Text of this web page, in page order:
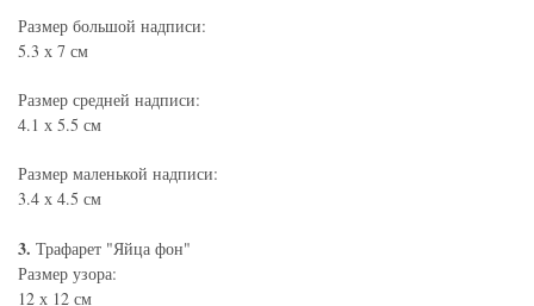
Размер большой надписи:
5.3 х 7 см
Размер средней надписи:
4.1 х 5.5 см
Размер маленькой надписи:
3.4 х 4.5 см
3. Трафарет "Яйца фон"
Размер узора:
12 х 12 см